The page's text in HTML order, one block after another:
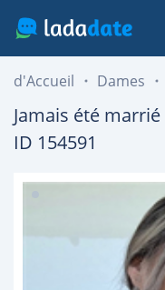
d'Accueil Dames
Jamais été marrié
ID 154591